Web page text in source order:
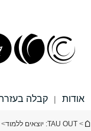
אודות | קבלה בעזרת
הינך נמצא כאן
> TAU OUT: יוצאים ללמוד >